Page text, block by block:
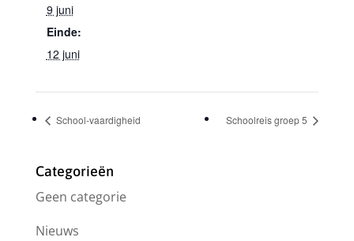
9 juni
Einde:
12 juni
School-vaardigheid Schoolreis groep 5
Categorieën
Geen categorie
Nieuws